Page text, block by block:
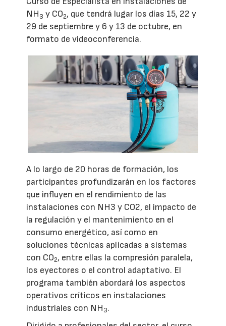
NH3 y CO2, que tendrá lugar los días 15, 22 y
29 de septiembre y 6 y 13 de octubre, en
formato de videoconferencia.
A lo largo de 20 horas de formación, los
participantes profundizarán en los factores
que influyen en el rendimiento de las
instalaciones con NH3 y CO2, el impacto de
la regulación y el mantenimiento en el
consumo energético, así como en
soluciones técnicas aplicadas a sistemas
con CO2, entre ellas la compresión paralela,
los eyectores o el control adaptativo. El
programa también abordará los aspectos
operativos críticos en instalaciones
industriales con NH3.